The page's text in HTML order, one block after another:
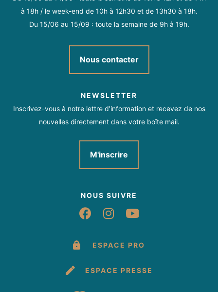
à 18h / le week-end de 10h à 12h30 et de 13h30 à 18h.
Du 15/06 au 15/09 : toute la semaine de 9h à 19h.
Nous contacter
NEWSLETTER
Inscrivez-vous à notre lettre d'information et recevez de nos
nouvelles directement dans votre boîte mail.
M'inscrire
NOUS SUIVRE
Suivez-nous sur
Suivez-nous sur
Suivez-nous
ESPACE PRO
ESPACE PRESSE